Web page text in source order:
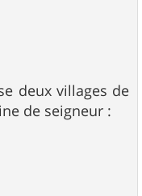
deux villages de
de seigneur :